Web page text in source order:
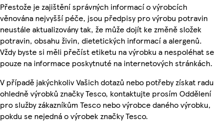
Přestože je zajištění správných informací o výrobcích
věnována nejvyšší péče, jsou předpisy pro výrobu potravin
neustále aktualizovány tak, že může dojít ke změně složek
potravin, obsahu živin, dietetických informací a alergenů.
Vždy byste si měli přečíst etiketu na výrobku a nespoléhat se
pouze na informace poskytnuté na internetových stránkách.
V případě jakýchkoliv Vašich dotazů nebo potřeby získat radu
ohledně výrobků značky Tesco, kontaktujte prosím Oddělení
pro služby zákazníkům Tesco nebo výrobce daného výrobku,
pokdu se nejedná o výrobek značky Tesco.